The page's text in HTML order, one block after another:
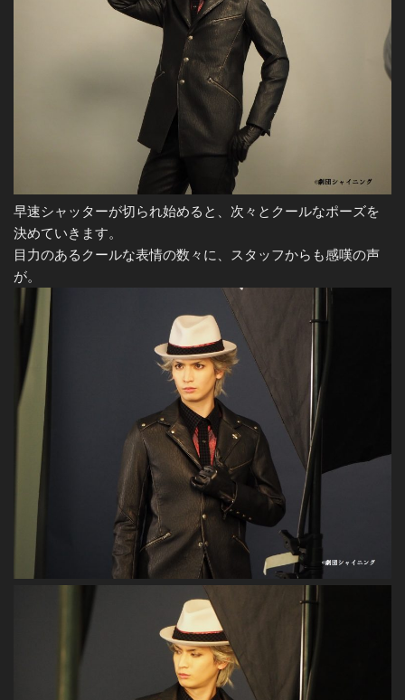
早速シャッターが切られ始めると、次々とクールなポーズを
決めていきます。
目力のあるクールな表情の数々に、スタッフからも感嘆の声
が。